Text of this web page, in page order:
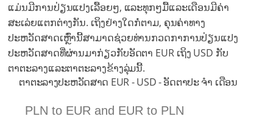
ແມ່ນມີການປ່ຽນແປງເລື້ອຍໆ, ແລະທຸກໆມື້ແລະເດືອນມີຄ່າ
ສະເລ່ຍແຕກຕ່າງກັນ. ເຖິງຢ່າງໃດກໍ່ຕາມ, ຄຸນຄ່າທາງ
ປະຫວັດສາດເຫຼົ່ານີ້ສາມາດຊ່ວຍທ່ານກວດກາການປ່ຽນແປງ
ປະຫວັດສາດທີ່ຜ່ານມາກ່ຽວກັບອັດຕາ EUR ເຖິງ USD ກັບ
ຕາຕະລາງແລະຕາຕະລາງຂ້າງລຸ່ມນີ້.
ຕາຕະລາງປະຫວັດສາດ EUR - USD - ອັດຕາປະ ຈຳ ເດືອນ